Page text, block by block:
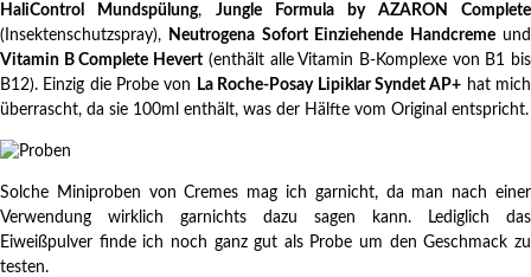
HaliControl Mundspülung, Jungle Formula by AZARON Complete
(Insektenschutzspray), Neutrogena Sofort Einziehende Handcremeund
Vitamin B Complete Hevert (enthält alle Vitamin B-Komplexe von B1 bis
B12). Einzig die Probe von
La Roche-Posay Lipiklar Syndet AP+ hat mich
überrascht, da sie 100ml enthält, was der Hälfte vom Original entspricht.
Solche Miniproben von Cremes mag ich garnicht, da man nach einer
Verwendung wirklich garnichts dazu sagen kann. Lediglich das
Eiweißpulver finde ich noch ganz gut als Probe um den Geschmack zu
testen.